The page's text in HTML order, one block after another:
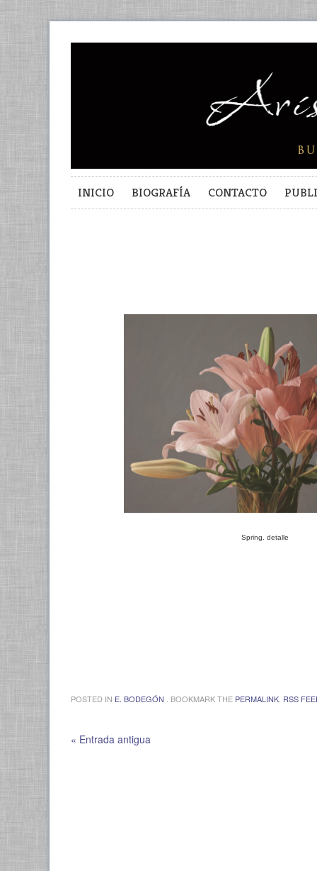
INICIO BIOGRAFÍA CONTACTO
Spring. detalle
POSTED IN E. BODEGÓN . BOOKMARK THE PERMALINK RSS
« Entrada antigua